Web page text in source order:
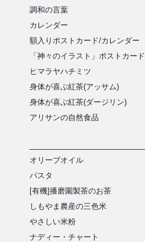
調和の言葉
カレンダー
額入りポストカード/カレンダー
「神々のイラスト」ポストカード
ヒマラヤハチミツ
身体が喜ぶ紅茶(アッサム)
身体が喜ぶ紅茶(ダージリン)
アリサンの自然食品
オリーブオイル
パスタ
[有機]播磨園製茶のお茶
しもやま農産の三色米
やさしい米粉
ナディー・チャート